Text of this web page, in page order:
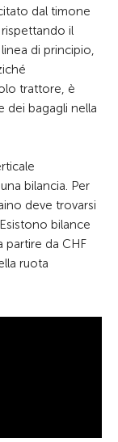
dal timone
il
di principio,
trattore, è
dei bagagli nella
bilancia. Per
deve trovarsi
bilance
partire da CHF
ruota